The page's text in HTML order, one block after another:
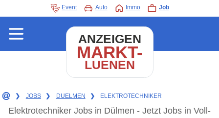
Event Auto Immo Job
ANZEIGEN
MARKT-
LUENEN
❯ JOBS ❯ DUELMEN ❯ ELEKTROTECHNIKER
Elektrotechniker Jobs in Dülmen - Jetzt Jobs in Voll-